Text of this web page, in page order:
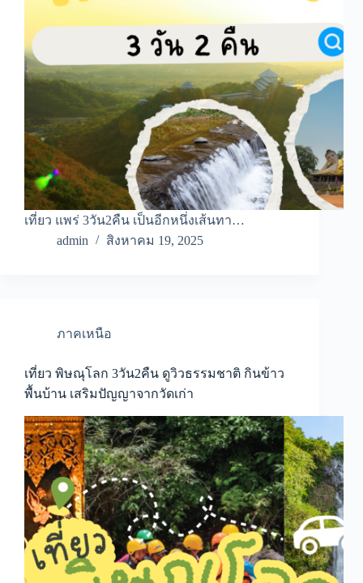
เที่ยว แพร่ 3วัน2คืน เป็นอีกหนึ่งเส้นทา…
admin
สิงหาคม 19, 2025
ภาคเหนือ
เที่ยว พิษณุโลก 3วัน2คืน ดูวิวธรรมชาติ กินข้าว
พื้นบ้าน เสริมปัญญาจากวัดเก่า